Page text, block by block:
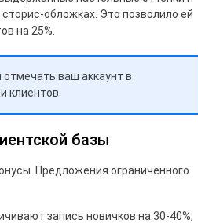
обложках. Это позволило ей
на 25%.
отмечать ваш аккаунт в
клиентов.
базы
Предложения ограниченного
запись новичков на 30-40%,